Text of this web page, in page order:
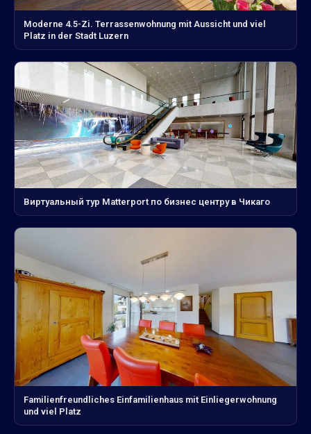
Moderne 4.5-Zi. Terrassenwohnung mit Aussicht und viel
Platz in der Stadt Luzern
Виртуальный тур Matterport по бизнес центру в Чикаго
Familienfreundliches Einfamilienhaus mit Einliegerwohnung
und viel Platz